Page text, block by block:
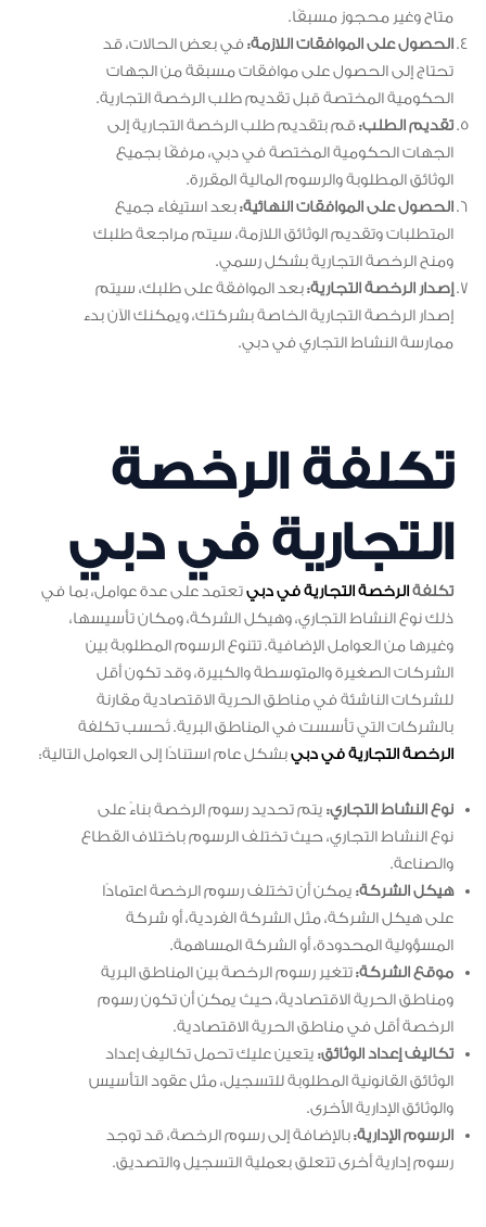
متاح وغير محجوز مسبقًا.
الحصول على الموافقات اللازمة:في بعض الحالات، قد
تحتاج إلى الحصول على موافقات مسبقة من الجهات
الحكومية المختصة قبل تقديم طلب الرخصة التجارية.
تقديم الطلب:قم بتقديم طلب الرخصة التجارية إلى
الجهات الحكومية المختصة في دبي، مرفقًا بجميع
الوثائق المطلوبة والرسوم المالية المقررة.
الحصول على الموافقات النهائية:بعد استيفاء جميع
المتطلبات وتقديم الوثائق اللازمة، سيتم مراجعة طلبك
ومنح الرخصة التجارية بشكل رسمي.
إصدار الرخصة التجارية:بعد الموافقة على طلبك، سيتم
إصدار الرخصة التجارية الخاصة بشركتك، ويمكنك الآن بدء
ممارسة النشاط التجاري في دبي.
تكلفة الرخصة
التجارية في دبي
تكلفة الرخصة التجارية في دبيتعتمد على عدة عوامل، بما في
ذلك نوع النشاط التجاري، وهيكل الشركة، ومكان تأسيسها،
وغيرها من العوامل الإضافية. تتنوع الرسوم المطلوبة بين
الشركات الصغيرة والمتوسطة والكبيرة، وقد تكون أقل
للشركات الناشئة في مناطق الحرية الاقتصادية مقارنة
بالشركات التي تأسست في المناطق البرية. تُحسب تكلفة
الرخصة التجارية في دبيبشكل عام استنادًا إلى العوامل التالية:
نوع النشاط التجاري: يتم تحديد رسوم الرخصة بناءً على
نوع النشاط التجاري، حيث تختلف الرسوم باختلاف القطاع
والصناعة.
هيكل الشركة: يمكن أن تختلف رسوم الرخصة اعتمادًا
على هيكل الشركة، مثل الشركة الفردية، أو شركة
المسؤولية المحدودة، أو الشركة المساهمة.
موقع الشركة:تتغير رسوم الرخصة بين المناطق البرية
ومناطق الحرية الاقتصادية، حيث يمكن أن تكون رسوم
الرخصة أقل في مناطق الحرية الاقتصادية.
تكاليف إعداد الوثائق: يتعين عليك تحمل تكاليف إعداد
الوثائق القانونية المطلوبة للتسجيل، مثل عقود التأسيس
والوثائق الإدارية الأخرى.
الرسوم الإدارية:بالإضافة إلى رسوم الرخصة، قد توجد
رسوم إدارية أخرى تتعلق بعملية التسجيل والتصديق.